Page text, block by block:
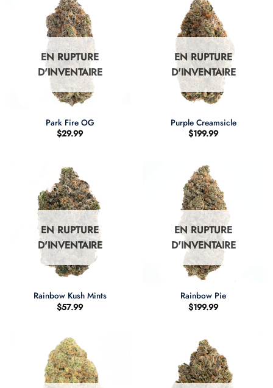
EN RUPTURE
D'INVENTAIRE
Park Fire OG
$29.99
EN RUPTURE
D'INVENTAIRE
Purple Creamsicle
$199.99
EN RUPTURE
D'INVENTAIRE
Rainbow Kush Mints
$57.99
EN RUPTURE
D'INVENTAIRE
Rainbow Pie
$199.99